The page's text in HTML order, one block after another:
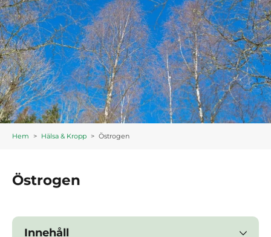
Hem > Hälsa & Kropp > Östrogen
Östrogen
Innehåll